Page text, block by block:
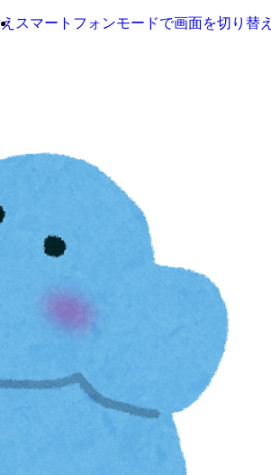
スマートフォンモードで画面を切り替え